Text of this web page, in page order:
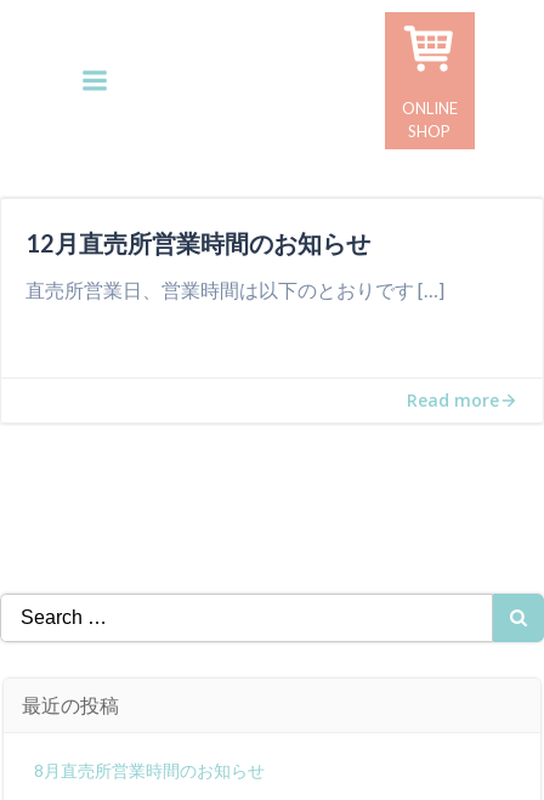
ッ
ONLINE
SHOP
12月直売所営業時間のお知らせ
直売所営業日、営業時間は以下のとおりです […]
Read more
Search
for:
最近の投稿
8月直売所営業時間のお知らせ